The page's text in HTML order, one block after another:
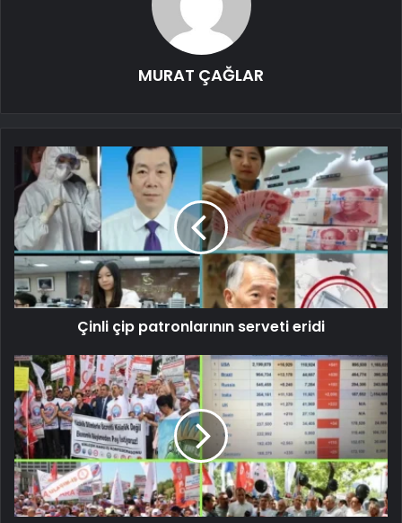
MURAT ÇAĞLAR
Çinli çip patronlarının serveti eridi